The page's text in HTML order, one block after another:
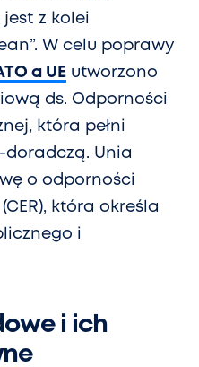
z kolei
W celu poprawy
a UE utworzono
ds. Odporności
która pełni
Unia
o odporności
która określa
i
i ich